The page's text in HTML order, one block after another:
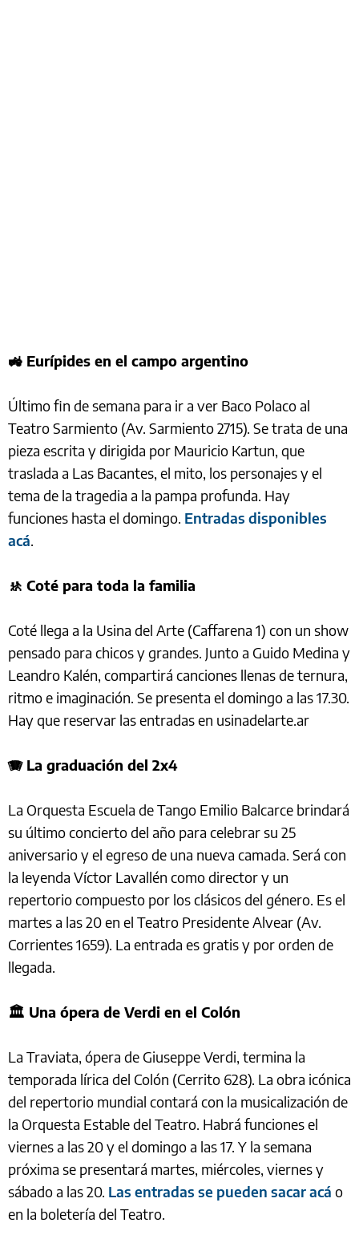
🚜 Eurípides en el campo argentino
Último fin de semana para ir a ver Baco Polaco al
Teatro Sarmiento (Av. Sarmiento 2715). Se trata de una
pieza escrita y dirigida por Mauricio Kartun, que
traslada a Las Bacantes, el mito, los personajes y el
tema de la tragedia a la pampa profunda. Hay
funciones hasta el domingo. Entradas disponibles
acá.
🚸 Coté para toda la familia
Coté llega a la Usina del Arte (Caffarena 1) con un show
pensado para chicos y grandes. Junto a Guido Medina y
Leandro Kalén, compartirá canciones llenas de ternura,
ritmo e imaginación. Se presenta el domingo a las 17.30.
Hay que reservar las entradas en usinadelarte.ar
🪗 La graduación del 2x4
La Orquesta Escuela de Tango Emilio Balcarce brindará
su último concierto del año para celebrar su 25
aniversario y el egreso de una nueva camada. Será con
la leyenda Víctor Lavallén como director y un
repertorio compuesto por los clásicos del género. Es el
martes a las 20 en el Teatro Presidente Alvear (Av.
Corrientes 1659). La entrada es gratis y por orden de
llegada.
🏛️ Una ópera de Verdi en el Colón
La Traviata, ópera de Giuseppe Verdi, termina la
temporada lírica del Colón (Cerrito 628). La obra icónica
del repertorio mundial contará con la musicalización de
la Orquesta Estable del Teatro. Habrá funciones el
viernes a las 20 y el domingo a las 17. Y la semana
próxima se presentará martes, miércoles, viernes y
sábado a las 20. Las entradas se pueden sacar acá o
en la boletería del Teatro.